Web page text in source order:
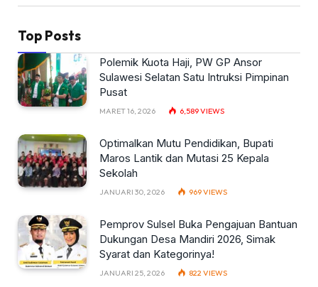
Top Posts
Polemik Kuota Haji, PW GP Ansor
Sulawesi Selatan Satu Intruksi Pimpinan
Pusat
MARET 16, 2026 6,589VIEWS
Optimalkan Mutu Pendidikan, Bupati
Maros Lantik dan Mutasi 25 Kepala
Sekolah
JANUARI 30, 2026 969VIEWS
Pemprov Sulsel Buka Pengajuan Bantuan
Dukungan Desa Mandiri 2026, Simak
Syarat dan Kategorinya!
JANUARI 25, 2026 822 VIEWS